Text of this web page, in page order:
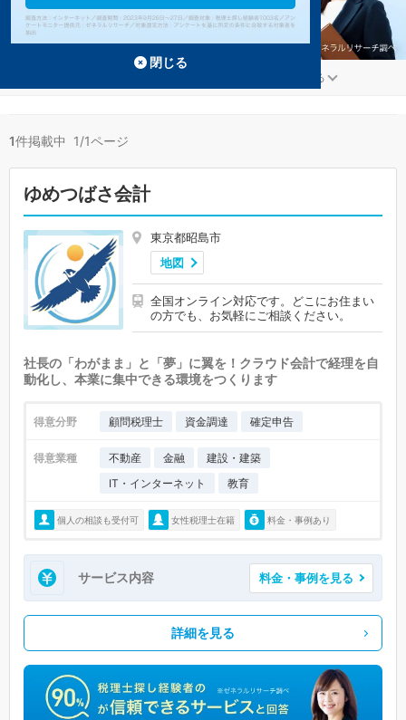
もっと見る
1件掲載中 1/1ページ
ゆめつばさ会計
東京都昭島市
地図
全国オンライン対応です。どこにお住まい
の方でも、お気軽にご相談ください。
社長の「わがまま」と「夢」に翼を！クラウド会計で経理を自
動化し、本業に集中できる環境をつくります
得意分野 顧問税理士 資金調達 確定申告
得意業種 不動産 金融
建設・建築
IT・インターネット
教育
個人の相談も受付可 女性税理士在籍 料金・事例あり
サービス内容 料金・事例を見る
詳細を見る
閉じる